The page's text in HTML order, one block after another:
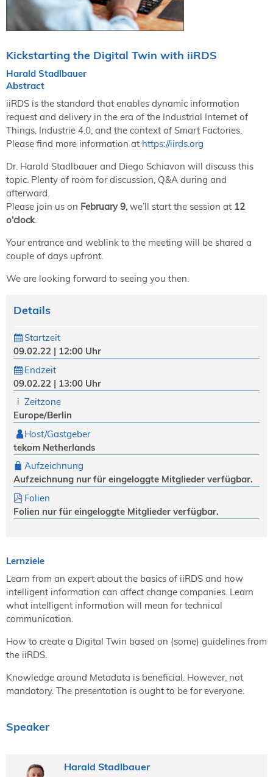
Mitglied werden
Expertenrat
Stellenangebote
Stellengesuche
Dienstleister
Regionalgruppen
Downloadbereich
Kickstarting the Digital Twin with iiRDS
Harald Stadlbauer
Abstract
iiRDS is the standard that enables dynamic information
request and delivery in the era of the Industrial Internet of
Things, Industrie 4.0, and the context of Smart Factories.
Please find more information at https://iirds.org
Dr. Harald Stadlbauer and Diego Schiavon will discuss this
topic. Plenty of room for discussion, Q&A during and
afterward.
Please join us on February 9, we’ll start the session at 12
o'clock.
Your entrance and weblink to the meeting will be shared a
couple of days upfront.
We are looking forward to seeing you then.
Details
Startzeit
09.02.22 | 12:00 Uhr
Endzeit
09.02.22 | 13:00 Uhr
Zeitzone
Europe/Berlin
Host/Gastgeber
tekom Netherlands
Aufzeichnung
Aufzeichnung nur für eingeloggte Mitglieder verfügbar.
Folien
Folien nur für eingeloggte Mitglieder verfügbar.
Lernziele
Learn from an expert about the basics of iiRDS and how
intelligent information can affect change companies. Learn
what intelligent information will mean for technical
communication.
How to create a Digital Twin based on (some) guidelines from
the iiRDS.
Knowledge around Metadata is beneficial. However, not
mandatory. The presentation is ought to be for everyone.
Speaker
Harald Stadlbauer